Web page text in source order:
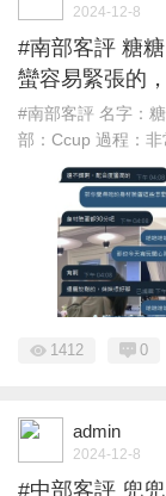
2024-12-8
#南部客評 糖
蠻容易緊張的
#南部客評 名字：
部：Ccup 過程：非
1412 0
admin
2024-12-8
#中部客評 兜